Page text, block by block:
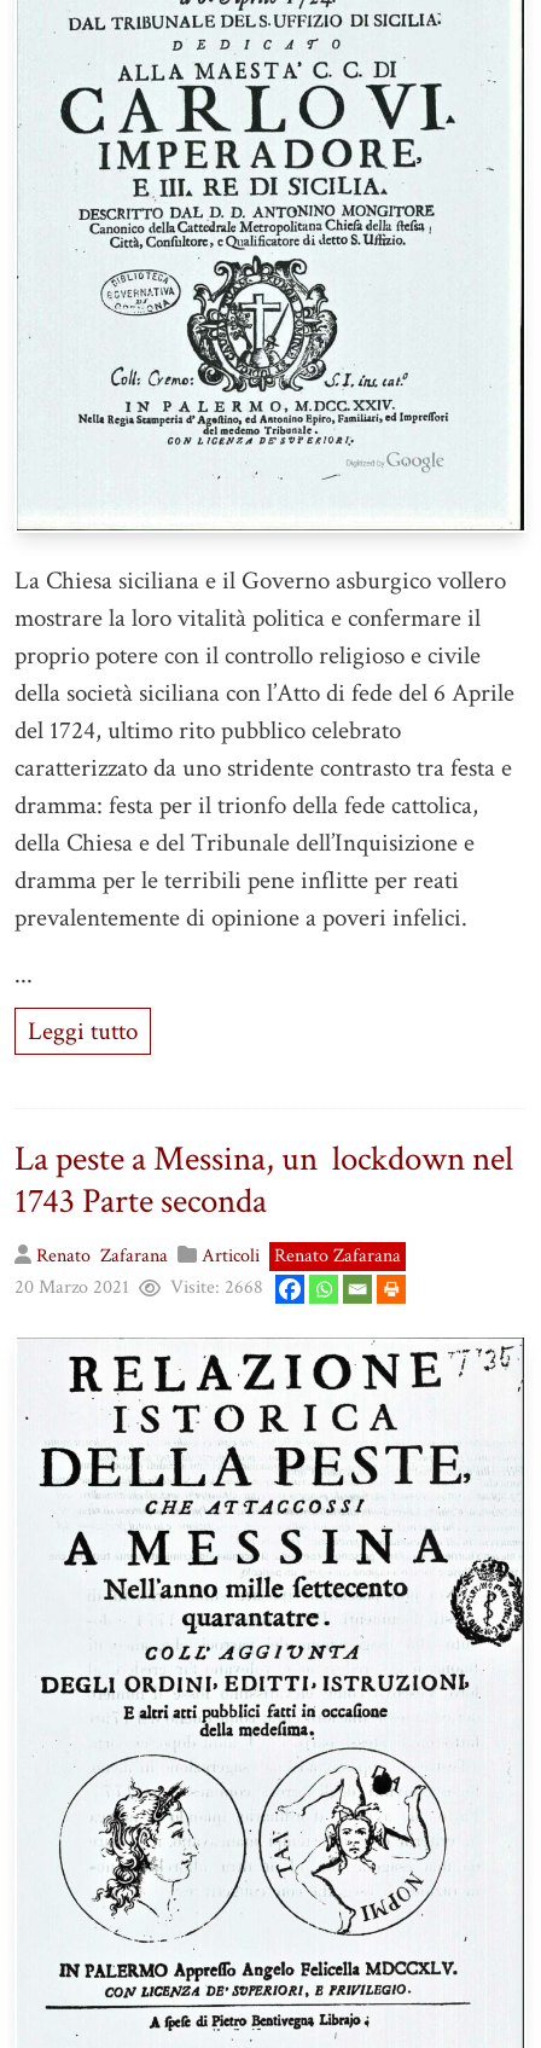
La Chiesa siciliana e il Governo asburgico vollero
mostrare la loro vitalità politica e confermare il
proprio potere con il controllo religioso e civile
della società siciliana con l’Atto di fede del 6 Aprile
del 1724, ultimo rito pubblico celebrato
caratterizzato da uno stridente contrasto tra festa e
dramma: festa per il trionfo della fede cattolica,
della Chiesa e del Tribunale dell’Inquisizione e
dramma per le terribili pene inflitte per reati
prevalentemente di opinione a poveri infelici.
...
Leggi tutto
La peste a Messina, un lockdown nel
1743 Parte seconda
Renato Zafarana Articoli Renato Zafarana
20 Marzo 2021
Visite: 2668